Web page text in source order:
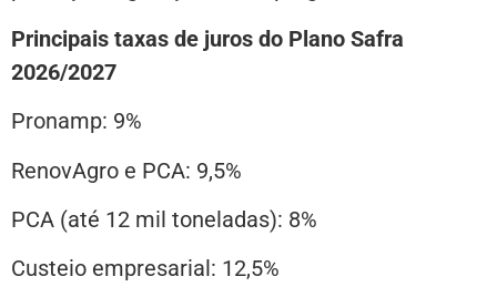
Principais taxas de juros do Plano Safra
2026/2027
Pronamp: 9%
RenovAgro e PCA: 9,5%
PCA (até 12 mil toneladas): 8%
Custeio empresarial: 12,5%